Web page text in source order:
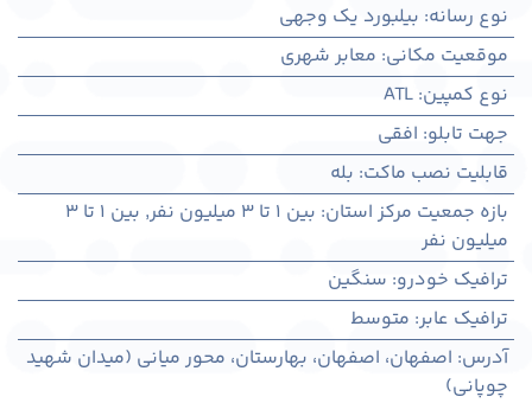
نوع رسانه: بیلبورد یک وجهی
موقعیت مکانی: معابر شهری
نوع کمپین:
ATL
جهت تابلو: افقی
قابلیت نصب ماکت: بله
بازه جمعیت مرکز استان: بین ۱ تا ۳ میلیون نفر ,
بین ۱ تا ۳
میلیون نفر
ترافیک خودرو: سنگین
ترافیک عابر: متوسط
آدرس: اصفهان، اصفهان، بهارستان، محور میانی (میدان شهید
چوپانی)